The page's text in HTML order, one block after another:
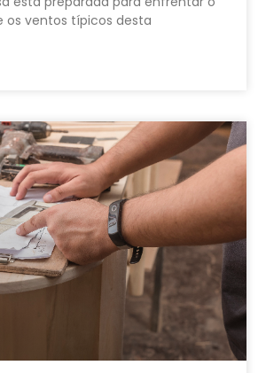
os ventos típicos desta